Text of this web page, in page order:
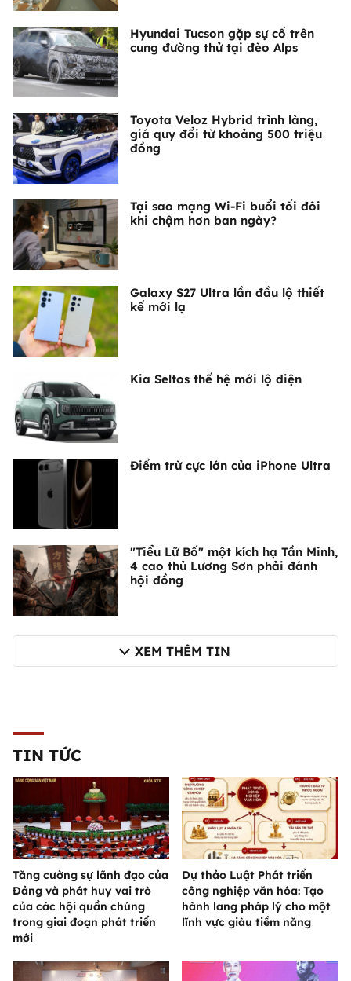
Hyundai Tucson gặp sự cố trên
cung đường thử tại đèo Alps
Toyota Veloz Hybrid trình làng,
giá quy đổi từ khoảng 500 triệu
đồng
Tại sao mạng Wi-Fi buổi tối đôi
khi chậm hơn ban ngày?
Galaxy S27 Ultra lần đầu lộ thiết
kế mới lạ
Kia Seltos thế hệ mới lộ diện
Điểm trừ cực lớn của iPhone Ultra
"Tiểu Lữ Bố" một kích hạ Tần Minh,
4 cao thủ Lương Sơn phải đánh
hội đồng
XEM THÊM TIN
TIN TỨC
Tăng cường sự lãnh đạo của
Đảng và phát huy vai trò
của các hội quần chúng
trong giai đoạn phát triển
mới
Dự thảo Luật Phát triển
công nghiệp văn hóa: Tạo
hành lang pháp lý cho một
lĩnh vực giàu tiềm năng